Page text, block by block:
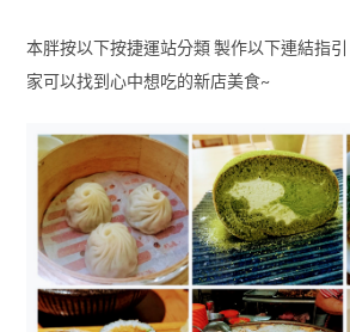
本胖按以下按捷運站分類 製作以下連結指
家可以找到心中想吃的新店美食~